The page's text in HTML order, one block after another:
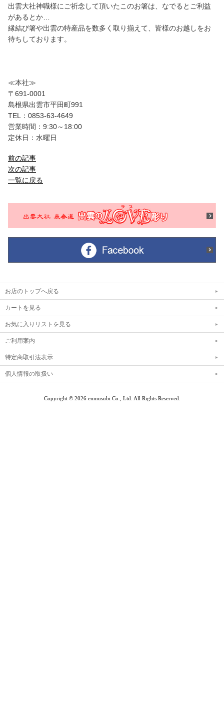
出雲大社神職様にご祈念して頂いたこのお箸は、なでるとご利益
があるとか…
縁結び箸や出雲の特産品を数多く取り揃えて、皆様のお越しをお
待ちしております。
≪本社≫
〒691-0001
島根県出雲市平田町991
TEL：0853-63-4649
営業時間：9:30～18:00
定休日：水曜日
前の記事
次の記事
一覧に戻る
お店のトップへ戻る
カートを見る
お気に入りリストを見る
ご利用案内
特定商取引法表示
個人情報の取扱い
Copyright © 2026 enmusubi Co., Ltd. All Rights Reserved.